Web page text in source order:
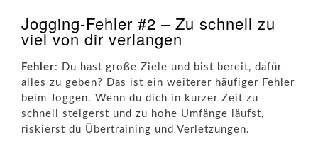
Jogging-Fehler #2 – Zu schnell zu
viel von dir verlangen
Fehler: Du hast große Ziele und bist bereit, dafür
alles zu geben? Das ist ein weiterer häufiger Fehler
beim Joggen. Wenn du dich in kurzer Zeit zu
schnell steigerst und zu hohe Umfänge läufst,
riskierst du Übertraining und Verletzungen.